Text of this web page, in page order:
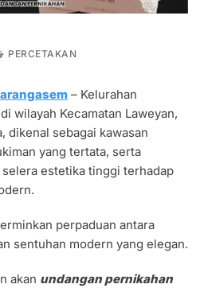
PERCETAKAN
– Kelurahan
wilayah Kecamatan Laweyan,
dikenal sebagai kawasan
yang tertata, serta
estetika tinggi terhadap
perpaduan antara
sentuhan modern yang elegan.
akan undangan pernikahan